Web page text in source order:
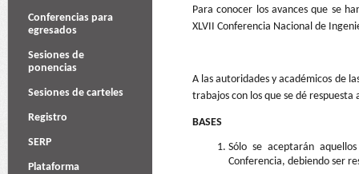
Conferencias para
egresados
Sesiones de
ponencias
Sesiones de carteles
Registro
SERP
Plataforma
Para conocer los avances que se
XLVII Conferencia Nacional de
A las autoridades y académicos de
trabajos con los que se dé
BASES
Sólo se aceptarán
Conferencia, debiendo ser